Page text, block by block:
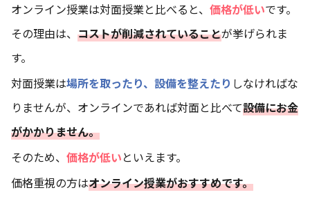
オンライン授業は対面授業と比べると、 価格が低いです。
その理由は、 コストが削減されていることが挙げられま
す。
対面授業は場所を取ったり、設備を整えたり しなければな
りませんが、オンラインであれば対面と比べて設備にお金
がかかりません。
そのため、 価格が低いといえます。
価格重視の方はオンライン授業がおすすめです。